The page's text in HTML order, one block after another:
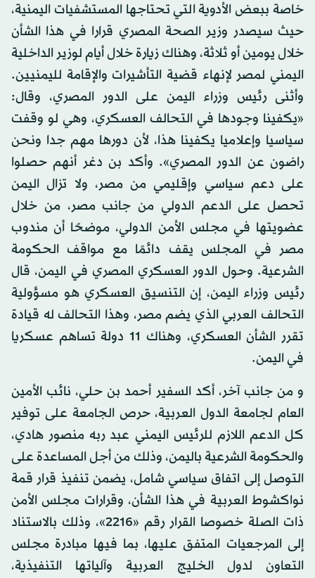
خاصة ببعض الأدوية التي تحتاجها المستشفيات اليمنية،
حيث سيصدر وزير الصحة المصري قرارا في هذا الشأن
خلال يومين أو ثلاثة، وهناك زيارة خلال أيام لوزير الداخلية
اليمني لمصر لإنهاء قضية التأشيرات والإقامة لليمنيين.
وأثنى رئيس وزراء اليمن على الدور المصري، وقال:
«يكفينا وجودها في التحالف العسكري، وهي لو وقفت
سياسيا وإعلاميا يكفينا هذا، لأن دورها مهم جدا ونحن
راضون عن الدور المصري». وأكد بن دغر أنهم حصلوا
على دعم سياسي وإقليمي من مصر، ولا تزال اليمن
تحصل على الدعم الدولي من جانب مصر، من خلال
عضويتها في مجلس الأمن الدولي، موضحًا أن مندوب
مصر في المجلس يقف دائمًا مع مواقف الحكومة
الشرعية. وحول الدور العسكري المصري في اليمن، قال
رئيس وزراء اليمن، إن التنسيق العسكري هو مسؤولية
التحالف العربي الذي يضم مصر، وهذا التحالف له قيادة
تقرر الشأن العسكري، وهناك 11 دولة تساهم عسكريا
في اليمن.
و من جانب آخر، أكد السفير أحمد بن حلي، نائب الأمين
العام لجامعة الدول العربية، حرص الجامعة على توفير
كل الدعم اللازم للرئيس اليمني عبد ربه منصور هادي،
والحكومة الشرعية باليمن، وذلك من أجل المساعدة على
التوصل إلى اتفاق سياسي شامل، يضمن تنفيذ قرار قمة
نواكشوط العربية في هذا الشأن، وقرارات مجلس الأمن
ذات الصلة خصوصا القرار رقم «2216»، وذلك بالاستناد
إلى المرجعيات المتفق عليها، بما فيها مبادرة مجلس
التعاون لدول الخليج العربية وآلياتها التنفيذية،